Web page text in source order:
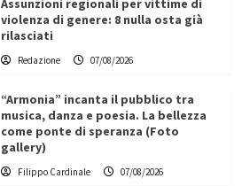
Assunzioni regionali per vittime di
violenza di genere: 8 nulla osta già
rilasciati
Redazione 07/08/2026
“Armonia” incanta il pubblico tra
musica, danza e poesia. La bellezza
come ponte di speranza (Foto
gallery)
Filippo Cardinale 07/08/2026